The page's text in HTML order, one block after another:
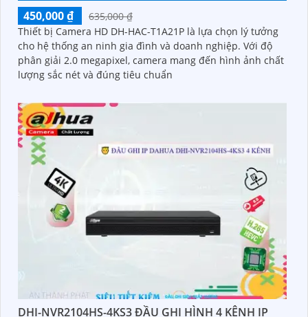
450,000 ₫
635,000 ₫
Thiết bị Camera HD DH-HAC-T1A21P là lựa chọn lý tưởng
cho hệ thống an ninh gia đình và doanh nghiệp. Với độ
phân giải 2.0 megapixel, camera mang đến hình ảnh chất
lượng sắc nét và đúng tiêu chuẩn
DHI-NVR2104HS-4KS3 ĐẦU GHI HÌNH 4 KÊNH IP